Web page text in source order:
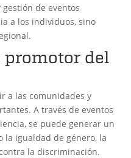
de eventos
a los individuos, sino
promotor del
a las comunidades y
A través de eventos
se puede generar un
la igualdad de género, la
la discriminación.